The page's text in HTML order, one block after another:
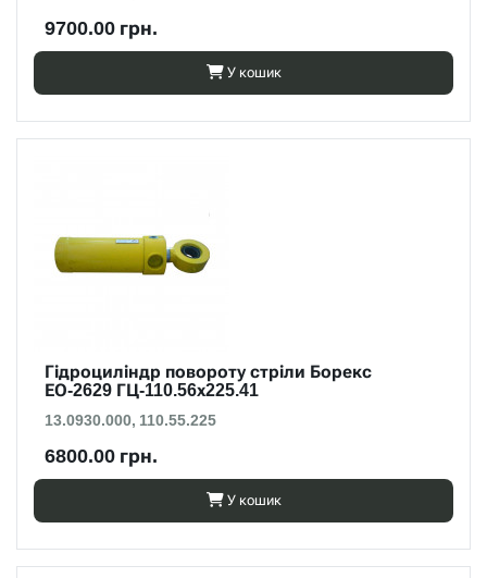
9700.00 грн.
У кошик
Гідроциліндр повороту стріли Борекс
ЕО-2629 ГЦ-110.56х225.41
13.0930.000, 110.55.225
6800.00 грн.
У кошик